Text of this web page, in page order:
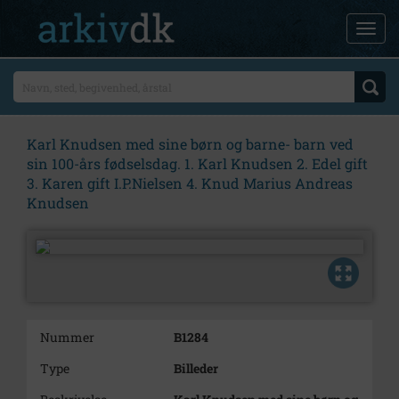
Karl Knudsen med sine børn og barne- barn ved
sin 100-års fødselsdag. 1. Karl Knudsen 2. Edel gift
3. Karen gift I.P.Nielsen 4. Knud Marius Andreas
Knudsen
Nummer
B1284
Type
Billeder